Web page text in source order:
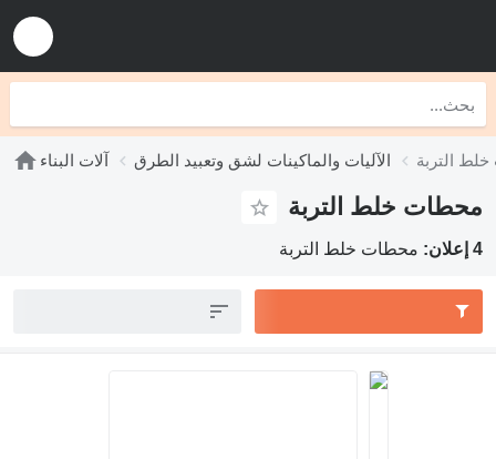
آلات البناء الآليات والماكينات لشق وتعبيد الطرق التربة
محطات خلط التربة
محطات خلط التربة